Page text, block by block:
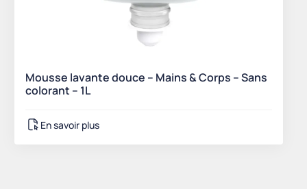
Mousse lavante douce – Mains & Corps – Sans
colorant – 1L
En savoir plus